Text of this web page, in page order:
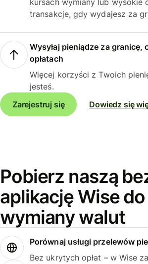
kursach wymiany lub wysokie
transakcje, gdy wydajesz za
Wysyłaj pieniądze za granicę,
opłatach
Więcej korzyści z Twoich
jesteś.
Zarejestruj się
Dowiedz się
Pobierz naszą
aplikację Wise do
wymiany walut
Porównaj usługi przelewów
Bez ukrytych opłat – w Wise